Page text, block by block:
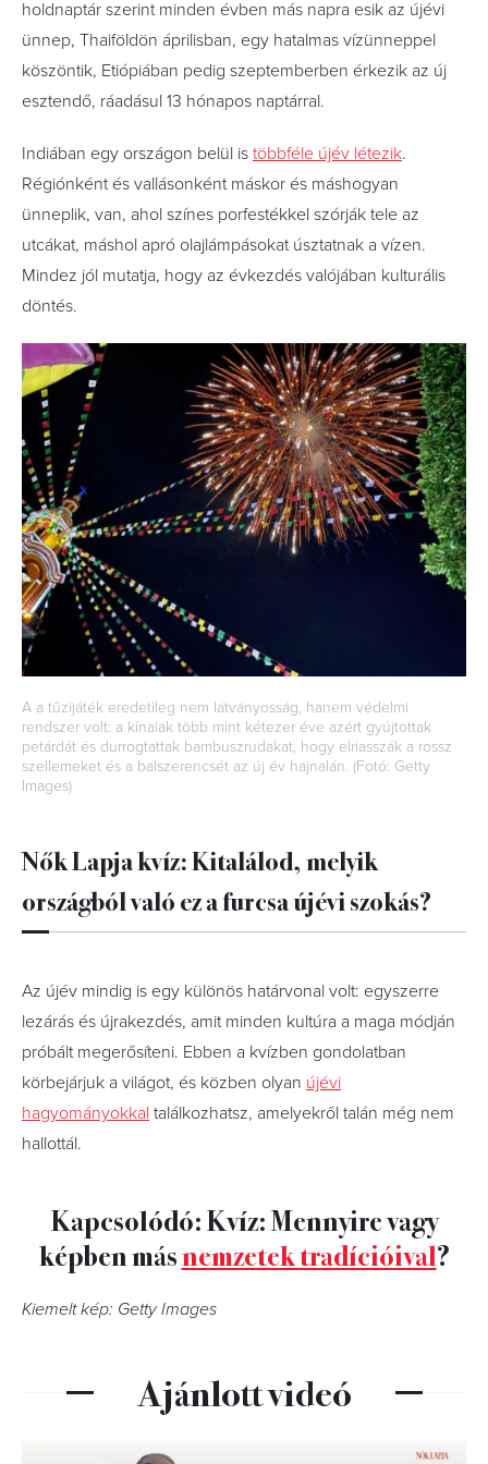
holdnaptár szerint minden évben más napra esik az újévi
ünnep, Thaiföldön áprilisban, egy hatalmas vízünneppel
köszöntik, Etiópiában pedig szeptemberben érkezik az új
esztendő, ráadásul 13 hónapos naptárral.
Indiában egy országon belül is többféle újév létezik.
Régiónként és vallásonként máskor és máshogyan
ünneplik, van, ahol színes porfestékkel szórják tele az
utcákat, máshol apró olajlámpásokat úsztatnak a vízen.
Mindez jól mutatja, hogy az évkezdés valójában kulturális
döntés.
A a tűzijáték eredetileg nem látványosság, hanem védelmi
rendszer volt: a kínaiak több mint kétezer éve azért gyújtottak
petárdát és durrogtattak bambuszrudakat, hogy elriasszák a rossz
szellemeket és a balszerencsét az új év hajnalán. (Fotó: Getty
Images)
Nők Lapja kvíz: Kitalálod, melyik
országból való ez a furcsa újévi szokás?
Az újév mindig is egy különös határvonal volt: egyszerre
lezárás és újrakezdés, amit minden kultúra a maga módján
próbált megerősíteni. Ebben a kvízben gondolatban
körbejárjuk a világot, és közben olyan újévi
hagyományokkal találkozhatsz, amelyekről talán még nem
hallottál.
Kapcsolódó: Kvíz: Mennyire vagy
képben másnemzetek tradícióival?
Kiemelt kép: Getty Images
Ajánlott videó